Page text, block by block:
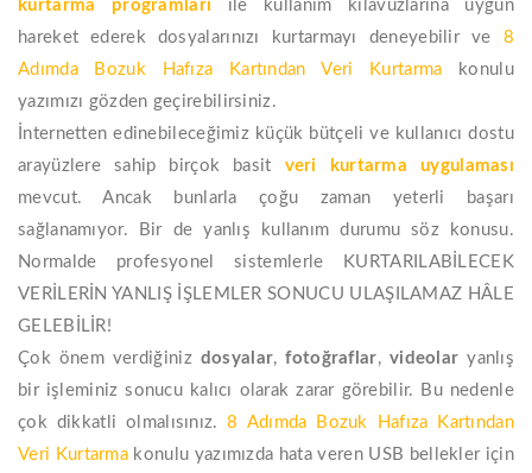
kurtarma programları ile kullanım kılavuzlarına uygun
hareket ederek dosyalarınızı kurtarmayı deneyebilir ve 8
Adımda Bozuk Hafıza Kartından Veri Kurtarma konulu
yazımızı gözden geçirebilirsiniz.
İnternetten edinebileceğimiz küçük bütçeli ve kullanıcı dostu
arayüzlere sahip birçok basit veri kurtarma
uygulaması
mevcut. Ancak bunlarla çoğu zaman yeterli başarı
sağlanamıyor. Bir de yanlış kullanım durumu söz konusu.
Normalde profesyonel sistemlerle KURTARILABİLECEK
VERİLERİN YANLIŞ İŞLEMLER SONUCU ULAŞILAMAZ HÂLE
GELEBİLİR!
Çok önem verdiğiniz dosyalar,fotoğraflar, videolar yanlış
bir işleminiz sonucu kalıcı olarak zarar görebilir. Bu nedenle
çok dikkatli olmalısınız.8 Adımda Bozuk Hafıza Kartından
Veri Kurtarma konulu yazımızda hata veren USB bellekler için